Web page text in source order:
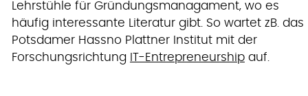
Lehrstühle für Gründungsmanagament, wo es
häufig interessante Literatur gibt. So wartet zB. das
Potsdamer Hassno Plattner Institut mit der
Forschungsrichtung IT-Entrepreneurshipauf.